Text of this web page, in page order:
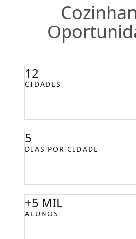
12
CIDADES
5
DIAS POR CIDADE
+5 MIL
ALUNOS